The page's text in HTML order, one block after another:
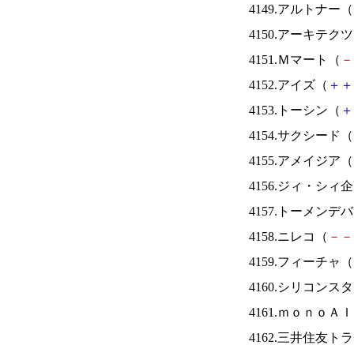
4149.アルトナー（
4150.アーキテク
4151.Ｍマート（ －
4152.アイズ（ ＋ ＋
4153.トーシン（ ＋
4154.サクシード（
4155.アメイジア（
4156.ジィ・シィ
4157.トーメンデ
4158.ニレコ（ － －
4159.フィーチャ（
4160.シリコンス
4161.ｍｏｎｏＡ
4162.三井住友ト